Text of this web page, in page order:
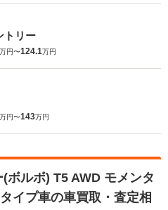
トリー
万円〜124.1万円
万円〜143万円
ボルボ) T5 AWD モメンタ
イプ車の車買取・査定相